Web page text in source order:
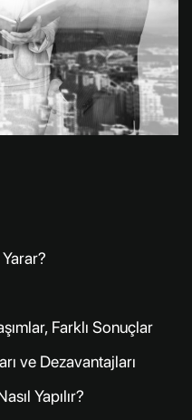
Farklı Sonuçlar
ve Dezavantajları
Yapılır?